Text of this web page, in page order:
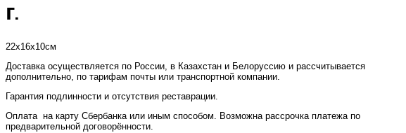
г.
22х16х10см
Доставка осуществляется по России, в Казахстан и Белоруссию и рассчитывается
дополнительно, по тарифам почты или транспортной компании.
Гарантия подлинности и отсутствия реставрации.
Оплата на карту Сбербанка или иным способом. Возможна рассрочка платежа по
предварительной договорённости.